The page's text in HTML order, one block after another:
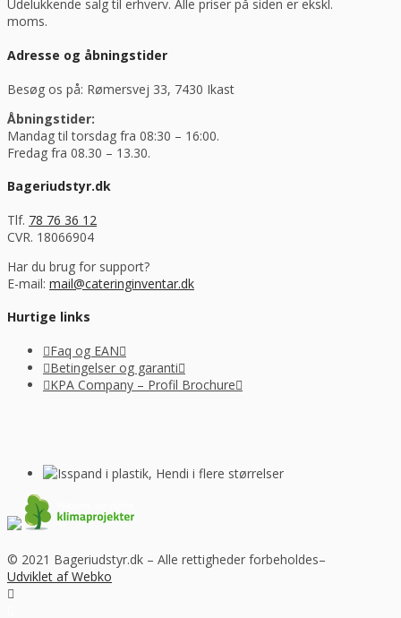
Udelukkende salg til erhverv. Alle priser på siden er ekskl.
moms.
Adresse og åbningstider
Besøg os på: Rømersvej 33, 7430 Ikast
Åbningstider:
Mandag til torsdag fra 08:30 – 16:00.
Fredag fra 08.30 – 13.30.
Bageriudstyr.dk
Tlf. 78 76 36 12
CVR. 18066904
Har du brug for support?
E-mail: mail@cateringinventar.dk
Hurtige links
Faq og EAN
Betingelser og garanti
KPA Company – Profil Brochure
© 2021 Bageriudstyr.dk – Alle rettigheder forbeholdes–
Udviklet af Webko